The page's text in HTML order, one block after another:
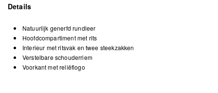
Details
Natuurlijk generfd rundleer
Hoofdcompartiment met rits
Interieur met ritsvak en twee steekzakken
Verstelbare schouderriem
Voorkant met reliëflogo